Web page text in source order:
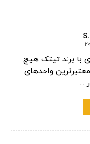
با برند تیتک هیچ
واحدهای
...